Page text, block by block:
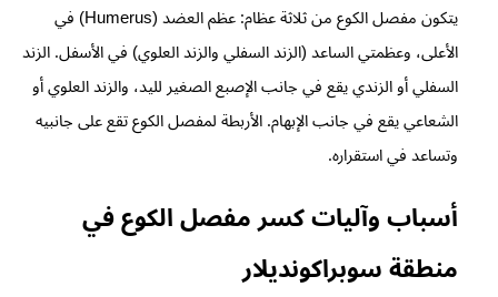
يتكون مفصل الكوع من ثلاثة عظام: عظم العضد (Humerus) في
الأعلى، وعظمتي الساعد (الزند السفلي والزند العلوي) في الأسفل. الزند
السفلي أو الزندي يقع في جانب الإصبع الصغير لليد، والزند العلوي أو
الشعاعي يقع في جانب الإبهام. الأربطة لمفصل الكوع تقع على جانبيه
وتساعد في استقراره.
أسباب وآليات كسر مفصل الكوع في
منطقة سوبراكونديلار